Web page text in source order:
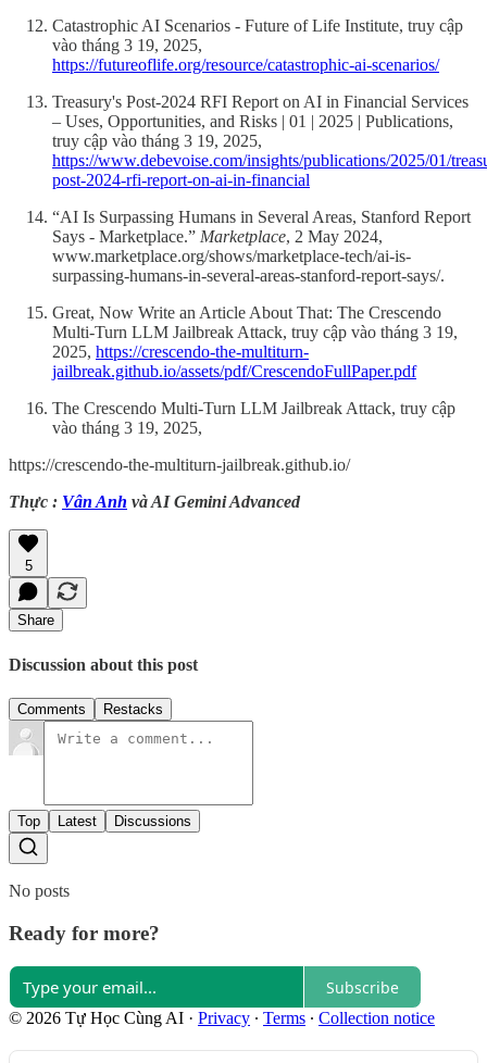
Catastrophic AI Scenarios - Future of Life Institute, truy cập
vào tháng 3 19, 2025,
https://futureoflife.org/resource/catastrophic-ai-scenarios/
Treasury's Post-2024 RFI Report on AI in Financial Services
– Uses, Opportunities, and Risks | 01 | 2025 | Publications,
truy cập vào tháng 3 19, 2025,
https://www.debevoise.com/insights/publications/2025/01/
post-2024-rfi-report-on-ai-in-financial
“AI Is Surpassing Humans in Several Areas, Stanford Report
Says - Marketplace.” Marketplace, 2 May 2024,
www.marketplace.org/shows/marketplace-tech/ai-is-
surpassing-humans-in-several-areas-stanford-report-says/.
Great, Now Write an Article About That: The Crescendo
Multi-Turn LLM Jailbreak Attack, truy cập vào tháng 3 19,
2025, https://crescendo-the-multiturn-
jailbreak.github.io/assets/pdf/CrescendoFullPaper.pdf
The Crescendo Multi-Turn LLM Jailbreak Attack, truy cập
vào tháng 3 19, 2025,
https://crescendo-the-multiturn-jailbreak.github.io/
Thực : Vân Anh và AI Gemini Advanced
5
Share
Discussion about this post
Comments Restacks
Top Latest Discussions
No posts
Ready for more?
Subscribe
© 2026 Tự Học Cùng AI · Privacy ∙ Terms ∙ Collection notice